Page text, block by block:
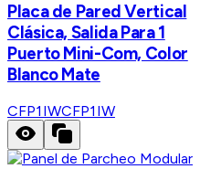
Placa de Pared Vertical
Clásica, Salida Para 1
Puerto Mini-Com, Color
Blanco Mate
CFP1IWCFP1IW